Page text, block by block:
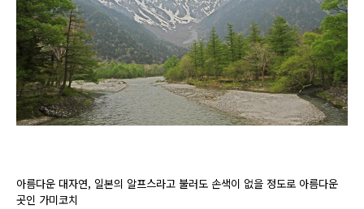
아름다운 대자연, 일본의 알프스라고 불러도 손색이 없을 정도로 아름다운
곳인 가미코치